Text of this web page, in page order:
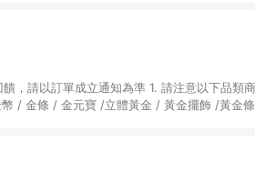
通知為準 1. 請注意以下品類商品
/ 金條 / 金元寶 /立體黃金 / 黃金擺飾 /黃金條
」及顯示商店名稱者(指定活動店家除外) 3. 訂